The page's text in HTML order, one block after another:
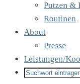
Putzen &
Routinen
About
Presse
Leistungen/